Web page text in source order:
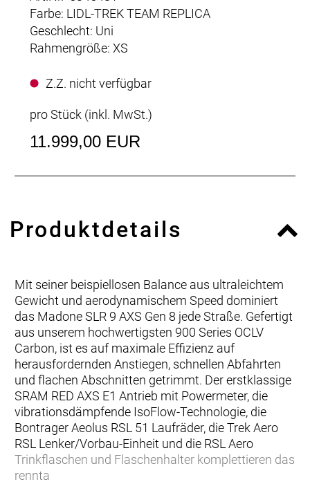
Farbe: LIDL-TREK TEAM REPLICA
Geschlecht: Uni
Rahmengröße: XS
Z.Z. nicht verfügbar
pro Stück (inkl. MwSt.)
11.999,00 EUR
Produktdetails
Mit seiner beispiellosen Balance aus ultraleichtem
Gewicht und aerodynamischem Speed dominiert
das Madone SLR 9 AXS Gen 8 jede Straße. Gefertigt
aus unserem hochwertigsten 900 Series OCLV
Carbon, ist es auf maximale Effizienz auf
herausfordernden Anstiegen, schnellen Abfahrten
und flachen Abschnitten getrimmt. Der erstklassige
SRAM RED AXS E1 Antrieb mit Powermeter, die
vibrationsdämpfende IsoFlow-Technologie, die
Bontrager Aeolus RSL 51 Laufräder, die Trek Aero
RSL Lenker/Vorbau-Einheit und die RSL Aero
Trinkflaschen und Flaschenhalter komplettieren das
rennta